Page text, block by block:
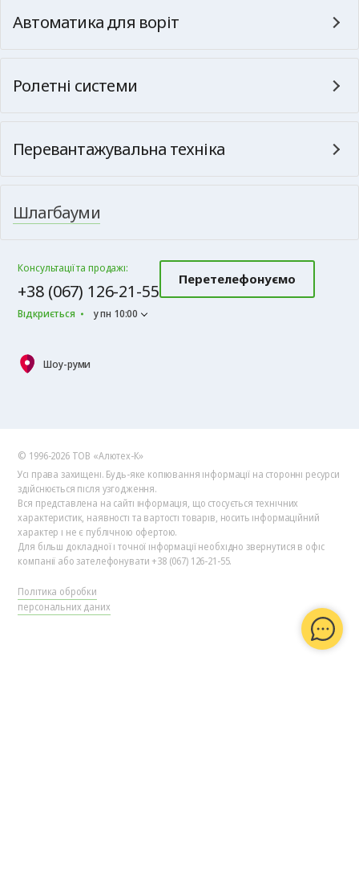
Автоматика для воріт
Ролетні системи
Перевантажувальна техніка
Шлагбауми
Консультації та продажі:
+38 (067) 126-21-55
Відкриється у пн 10:00
Перетелефонуємо
Шоу-руми
© 1996-2026 ТОВ «Алютех‑К»
Усі права захищені. Будь-яке копіювання інформації на сторонні ресурси
здійснюється після узгодження.
Вся представлена на сайті інформація, що стосується технічних
характеристик, наявності та вартості товарів, носить інформаційний
характер і не є публічною офертою.
Для більш докладної і точної інформації необхідно звернутися в офіс
компанії або зателефонувати +38 (067) 126-21-55.
Політика обробки
персональних даних